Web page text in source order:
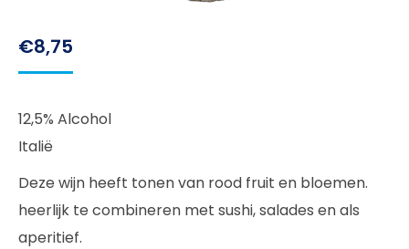
€8,75
12,5% Alcohol
Italië
Deze wijn heeft tonen van rood fruit en bloemen.
heerlijk te combineren met sushi, salades en als
aperitief.